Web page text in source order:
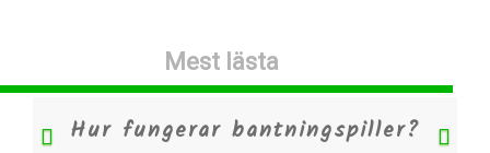
Mest lästa
Hur fungerar bantningspiller?
Previous